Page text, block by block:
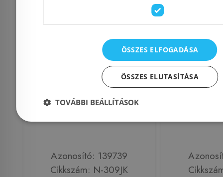
Livinox rozsdamentes
panel mosogató jobb
oldali csaplyukkal N-
Azonosító: 139739
Cikkszám: N-309JK
ÖSSZES ELFOGADÁSA
ÖSSZES ELUTASÍTÁSA
TOVÁBBI BEÁLLÍTÁSOK